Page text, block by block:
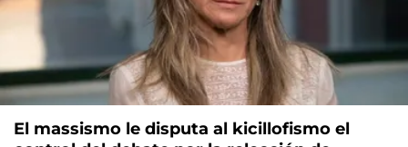
El massismo le disputa al kicillofismo el